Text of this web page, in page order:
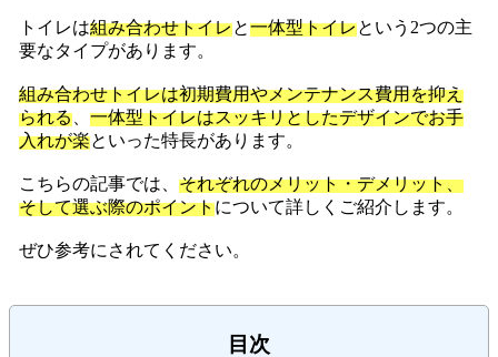
トイレは組み合わせトイレと一体型トイレという2つの主
要なタイプがあります。
組み合わせトイレは初期費用やメンテナンス費用を抑え
られる、 一体型トイレはスッキリとしたデザインでお手
入れが楽といった特長があります。
こちらの記事では、 それぞれのメリット・デメリット、
そして選ぶ際のポイントについて詳しくご紹介します。
ぜひ参考にされてください。
目次